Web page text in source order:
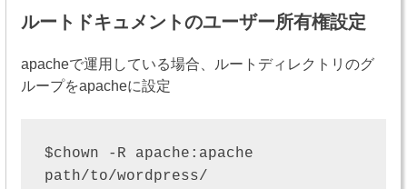
ルートドキュメントのユーザー所有権設定
apacheで運用している場合、ルートディレクトリのグ
ループをapacheに設定
$chown -R apache:apache
path/to/wordpress/